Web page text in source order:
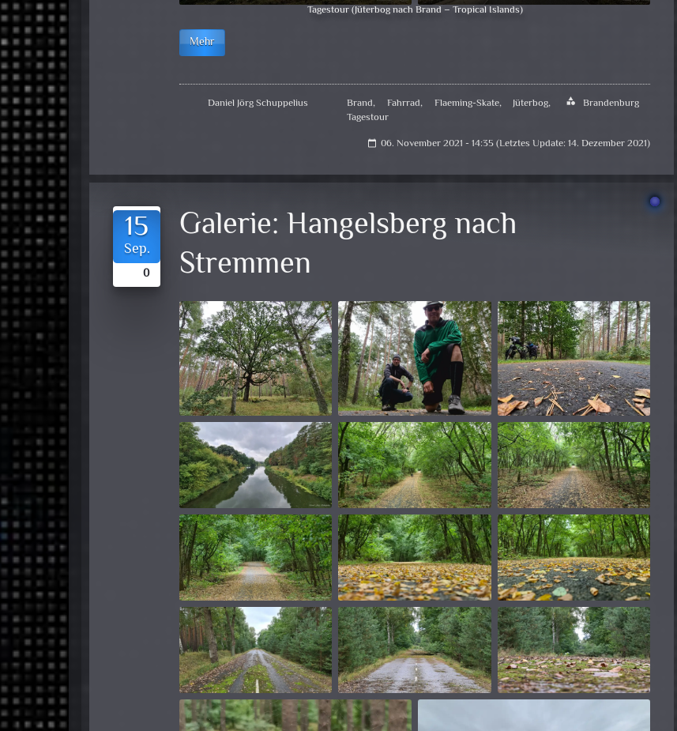
Tagestour (Jüterbog nach Brand – Tropical Islands)
Mehr
Daniel Jörg Schuppelius Brand, Fahrrad, Flaeming-Skate,Jüterbog,
Tagestour
category Brandenburg
calendar_today 06. November 2021 - 14:35 (Letztes Update: 14. Dezember 2021)
15
Sep.
0
Galerie: Hangelsberg nach
Stremmen